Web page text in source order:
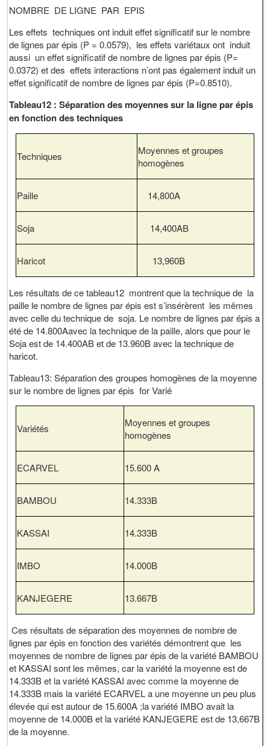
NOMBRE DE LIGNE PAR EPIS
Les effets techniques ont induit effet significatif sur le nombre
de lignes par épis (P = 0.0579), les effets variétaux ont induit
aussi un effet significatif de nombre de lignes par épis (P=
0.0372) et des effets interactions n’ont pas également induit un
effet significatif de nombre de lignes par épis (P=0.8510).
Tableau12 : Séparation des moyennes sur la ligne par épis
en fonction des techniques
Techniques
Moyennes et groupes
homogènes
Paille 14,800A
Soja 14,400AB
Haricot 13,960B
Les résultats de ce tableau12 montrent que la technique de la
paille le nombre de lignes par épis est s’insérèrent les mêmes
avec celle du technique de soja. Le nombre de lignes par épis a
été de 14.800Aavec la technique de la paille, alors que pour le
Soja est de 14.400AB et de 13.960B avec la technique de
haricot.
Tableau13: Séparation des groupes homogènes de la moyenne
sur le nombre de lignes par épis for Varié
Variétés
Moyennes et groupes
homogènes
ECARVEL 15.600 A
BAMBOU 14.333B
KASSAI 14.333B
IMBO 14.000B
KANJEGERE 13.667B
Ces résultats de séparation des moyennes de nombre de
lignes par épis en fonction des variétés démontrent que les
moyennes de nombre de lignes par épis de la variété BAMBOU
et KASSAI sont les mêmes, car la variété la moyenne est de
14.333B et la variété KASSAI avec comme la moyenne de
14.333B mais la variété ECARVEL a une moyenne un peu plus
élevée qui est autour de 15.600A ;la variété IMBO avait la
moyenne de 14.000B et la variété KANJEGERE est de 13,667B
de la moyenne.